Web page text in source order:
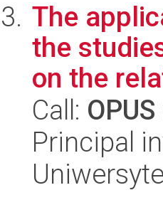
The
the
on the
Call: OPUS
Principal